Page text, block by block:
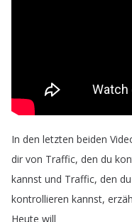
In den letzten beiden
dir von Traffic, den du
kannst und Traffic, den du
kontrollieren kannst,
Heute will